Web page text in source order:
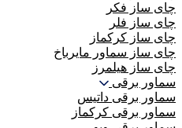
چای ساز فکر
چای ساز فلر
چای ساز کرکماز
چای ساز سماور مایرباخ
چای ساز هیلمرز
سماور برقی
سماور برقی داتیس
سماور برقی کرکماز